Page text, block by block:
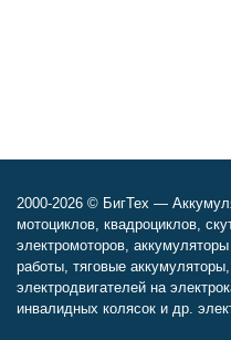
2000-2026 © БигТех —
мотоциклов, квадроциклов,
электромоторов,
работы, тяговые
электродвигателей на
инвалидных колясок и др.